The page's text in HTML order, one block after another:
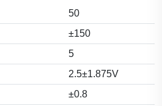
50
±150
5
2.5±1.875V
±0.8